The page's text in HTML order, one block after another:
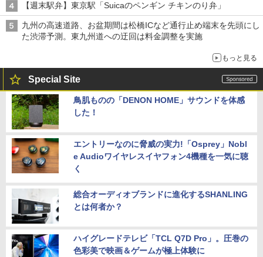
【週末駅弁】東京駅「Suicaのペンギン チキンのり弁」
九州の高速道路、お盆期間は松橋ICなど通行止め端末を先頭にし
た渋滞予測。東九州道への迂回は料金調整を実施
もっと見る
Special Site
鳥肌ものの「DENON HOME」サウンドを体感
した！
エントリーなのに脅威の実力!「Osprey」Nobl
e Audioワイヤレスイヤフォン4機種を一気に聴
く
総合オーディオブランドに進化するSHANLING
とは何者か？
ハイグレードテレビ「TCL Q7D Pro」。圧巻の
色彩美で映画＆ゲームが極上体験に